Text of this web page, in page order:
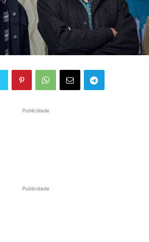
Publicidade
Publicidade